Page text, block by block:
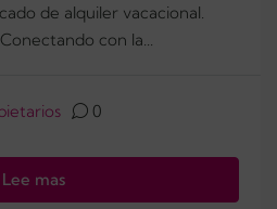
de alquiler vacacional.
con la...
0
Lee mas